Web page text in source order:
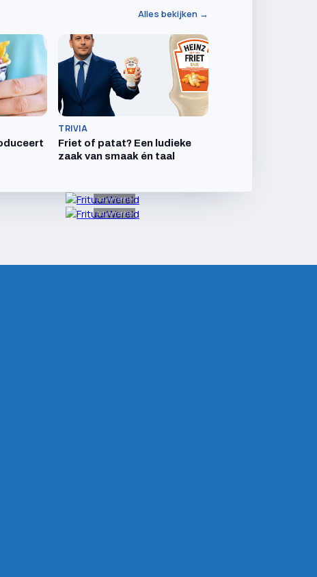
Alles bekijken →
TRIVIA
Friet of patat? Een ludieke
zaak van smaak én taal
Advertentie
Advertentie